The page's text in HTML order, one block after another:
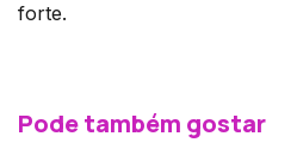
forte.
Pode também gostar